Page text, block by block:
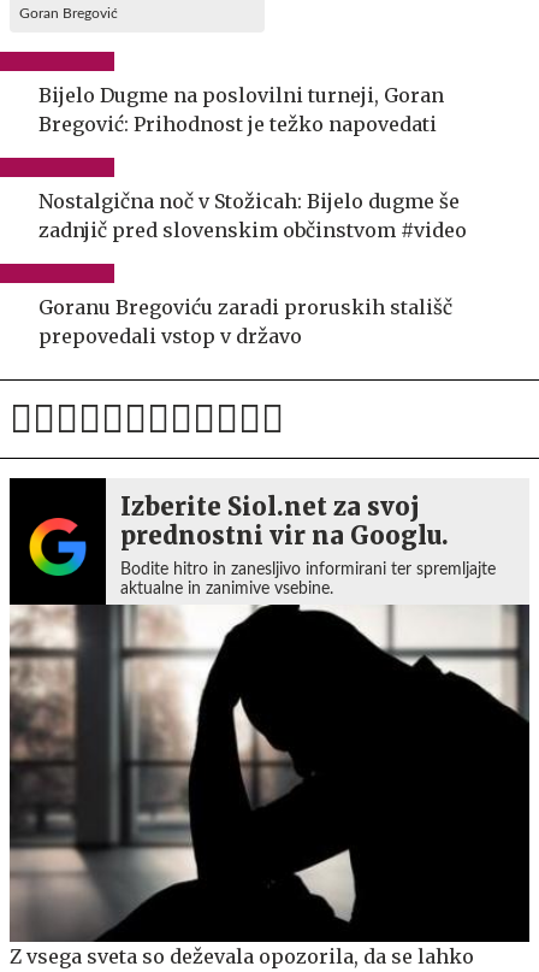
Goran Bregović
Bijelo Dugme na poslovilni turneji, Goran
Bregović: Prihodnost je težko napovedati
Nostalgična noč v Stožicah: Bijelo dugme še
zadnjič pred slovenskim občinstvom #video
Goranu Bregoviću zaradi proruskih stališč
prepovedali vstop v državo
Izberite Siol.net za svoj
prednostni vir na Googlu.
Bodite hitro in zanesljivo informirani ter spremljajte
aktualne in zanimive vsebine.
Z vsega sveta so deževala opozorila, da se lahko